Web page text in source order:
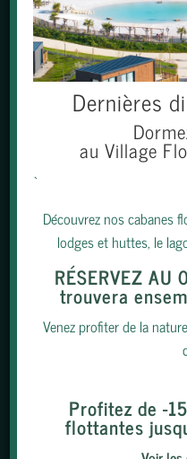
NEWSLETTER
PARTENAIRES|INFOS
MENTIONS LÉGALES
Dernières
au Village
`
Découvrez nos cabanes
lodges et huttes, le
RÉSERVEZ
trouvera
Venez profiter de la
Profitez de -
flottantes